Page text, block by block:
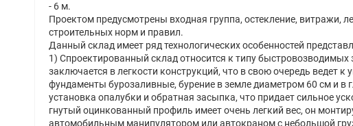
- 6 м.
Проектом предусмотрены входная группа, остекление, витражи,
строительных норм и правил.
Данный склад имеет ряд технологических особенностей
1) Спроектированный склад относится к типу
заключается в легкости конструкций, что в свою очередь ведет
фундаменты бурозаливные, бурение в земле диаметром 60 см и в
установка опалубки и обратная засыпка, что придает сильное
гнутый оцинкованный профиль имеет очень легкий вес, он
автомобильным манипулятором или автокраном с небольшой